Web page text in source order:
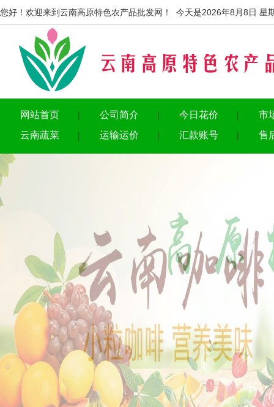
您好！欢迎来到云南高原特色农产品批发网！ 今天是2026年8月8日 星
网站首页 公司简介 今日花价
市
云南蔬菜
运输运价 汇款账号 售